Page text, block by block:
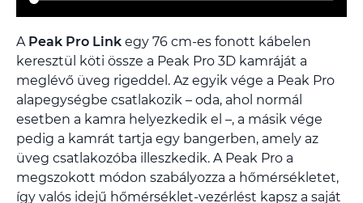
A Peak Pro Link egy 76 cm-es fonott kábelen
keresztül köti össze a Peak Pro 3D kamráját a
meglévő üveg rigeddel. Az egyik vége a Peak Pro
alapegységbe csatlakozik – oda, ahol normál
esetben a kamra helyezkedik el –, a másik vége
pedig a kamrát tartja egy bangerben, amely az
üveg csatlakozóba illeszkedik. A Peak Pro a
megszokott módon szabályozza a hőmérsékletet,
így valós idejű hőmérséklet-vezérlést kapsz a saját